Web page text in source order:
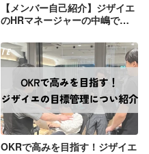
【メンバー自己紹介】ジザイエ
のHRマネージャーの中嶋で
OKRで高みを目指す！ジザイエ